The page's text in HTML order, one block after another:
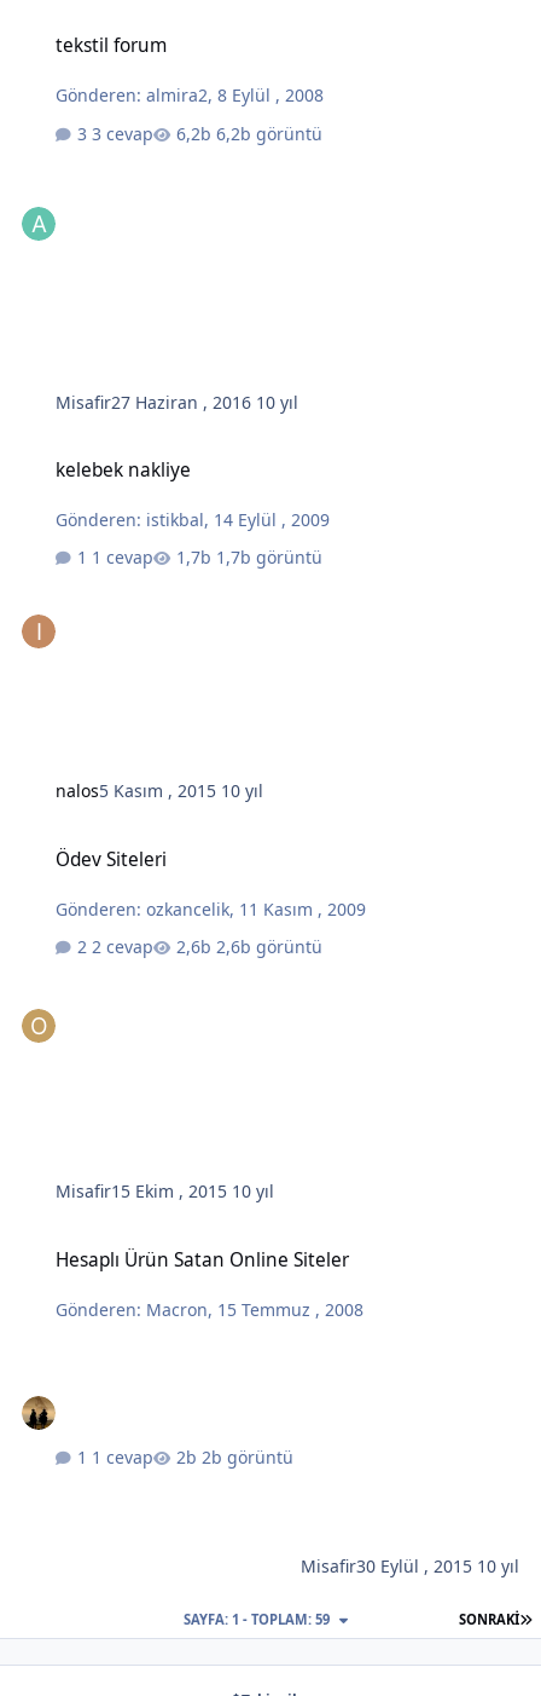
tekstil forum
Gönderen:almira2,8 Eylül , 2008
3 cevap
6,2b görüntü
Misafir27 Haziran , 2016 10 yıl
kelebek nakliye
Gönderen: istikbal, 14 Eylül , 2009
1 cevap
1,7b görüntü
nalos5 Kasım , 2015 10 yıl
Ödev Siteleri
Gönderen:ozkancelik, 11 Kasım , 2009
2 cevap
2,6b görüntü
Misafir15 Ekim , 2015 10 yıl
Hesaplı Ürün Satan Online Siteler
Gönderen: Macron, 15 Temmuz , 2008
1 cevap 2b görüntü
Misafir30 Eylül , 2015 10 yıl
SONRAKI
SAYFA: 1 - TOPLAM: 59